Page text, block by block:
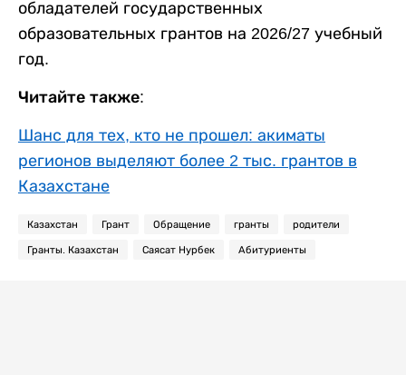
обладателей государственных
образовательных грантов на 2026/27 учебный
год.
Читайте также:
Шанс для тех, кто не прошел: акиматы
регионов выделяют более 2 тыс. грантов в
Казахстане
Казахстан Грант Обращение гранты родители
Гранты. Казахстан Саясат Нурбек Абитуриенты